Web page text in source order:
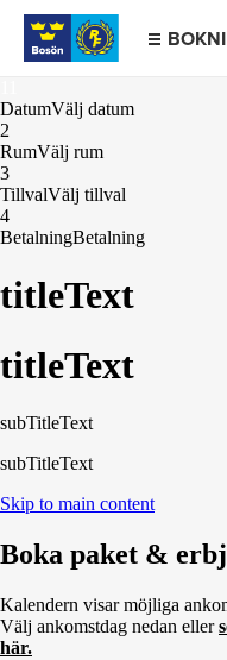
DatumVälj datum
2
RumVälj rum
3
TillvalVälj tillval
4
BetalningBetalning
titleText
titleText
subTitleText
subTitleText
Skip to main content
Boka paket &
Kalendern visar möjliga
Välj ankomstdag nedan eller
här.